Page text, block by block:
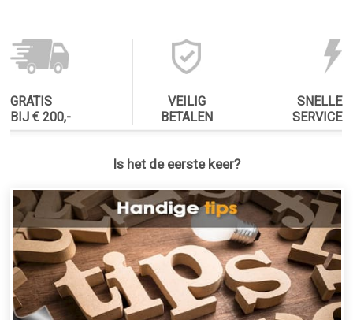
GRATIS
BIJ € 200,-
VEILIG
BETALEN
SNELLE
SERVICE
Is het de eerste keer?